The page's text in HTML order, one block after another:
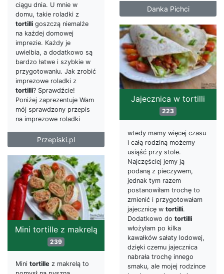
Danka Pichci
ciągu dnia. U mnie w
domu, takie roladki z
tortilli goszczą niemalże
na każdej domowej
imprezie. Każdy je
uwielbia, a dodatkowo są
bardzo łatwe i szybkie w
przygotowaniu. Jak zrobić
imprezowe roladki z
tortilli? Sprawdźcie!
Poniżej zaprezentuje Wam
mój sprawdzony przepis
na imprezowe roladki
Przepiski.pl
Jajecznica w tortilli
223
wtedy mamy więcej czasu
i całą rodziną możemy
usiąść przy stole.
Najczęściej jemy ją
podaną z pieczywem,
jednak tym razem
postanowiłam trochę to
zmienić i przygotowałam
jajecznicę w tortilli.
Dodatkowo do tortilli
włożyłam po kilka
kawałków sałaty lodowej,
dzięki czemu jajecznica
nabrała trochę innego
smaku, ale mojej rodzince
Mini tortille z makrelą
239
Mini tortille z makrelą to